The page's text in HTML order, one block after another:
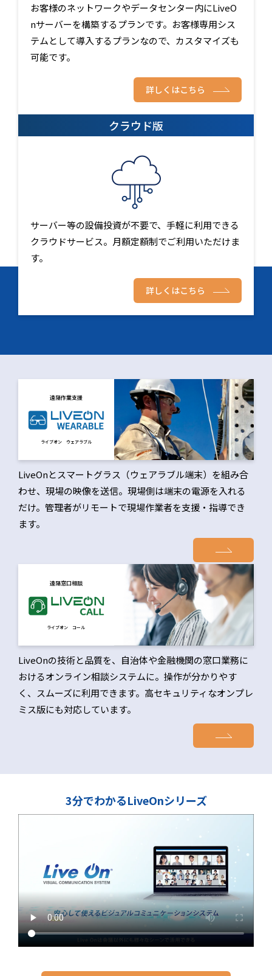
お客様のネットワークやデータセンター内にLiveO
nサーバーを構築するプランです。お客様専用シス
テムとして導入するプランなので、カスタマイズも
可能です。
詳しくはこちら
クラウド版
サーバー等の設備投資が不要で、手軽に利用できる
クラウドサービス。月額定額制でご利用いただけま
す。
詳しくはこちら
遠隔作業支援
ライブオン ウェアラブル
LiveOnとスマートグラス（ウェアラブル端末）を組み合
わせ、現場の映像を送信。現場側は端末の電源を入れる
だけ。管理者がリモートで現場作業者を支援・指導でき
ます。
遠隔窓口相談
ライブオン コール
LiveOnの技術と品質を、自治体や金融機関の窓口業務に
おけるオンライン相談システムに。操作が分かりやす
く、スムーズに利用できます。高セキュリティなオンプレ
ミス版にも対応しています。
3分でわかるLiveOnシリーズ